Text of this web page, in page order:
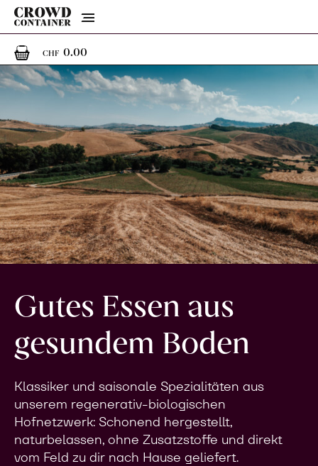
Menu
CHF 0.000 Artikel im Warenkorb
Gutes Essen aus
gesundem Boden
Klassiker und saisonale Spezialitäten aus
unserem regenerativ-biologischen
Hofnetzwerk: Schonend hergestellt,
naturbelassen, ohne Zusatzstoffe und direkt
vom Feld zu dir nach Hause geliefert.